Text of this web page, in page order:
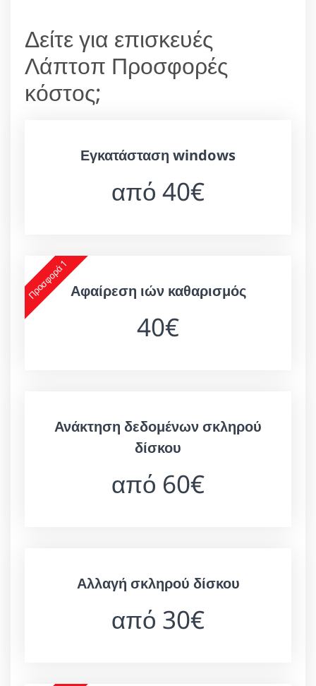
Δείτε για επισκευές
Λάπτοπ Προσφορές
κόστος;
Εγκατάσταση windows
από 40€
Προσφορά 1Αφαίρεση ιών καθαρισμός
40€
Ανάκτηση δεδομένων σκληρού
δίσκου
από 60€
Αλλαγή σκληρού δίσκου
από 30€